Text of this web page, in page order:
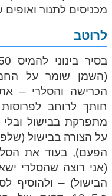
מכניסים לתנור
לרוטב
(השמן שומר על
הכרישה והסלרי –
חותך לרוחב
מתפרקת בבישול
על הצורה בבישול
הפעם), בעוד את
(אני רוצה שהסלרי
הבישול) – ולהוסיף